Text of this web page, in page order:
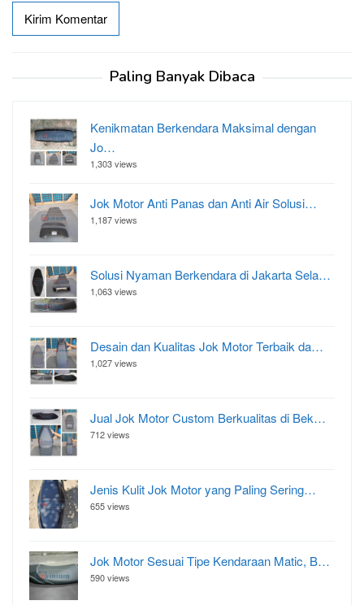
Paling Banyak Dibaca
Kenikmatan Berkendara Maksimal dengan
Jo…
1,303 views
Jok Motor Anti Panas dan Anti Air Solusi…
1,187 views
Solusi Nyaman Berkendara di Jakarta Sela…
1,063 views
Desain dan Kualitas Jok Motor Terbaik da…
1,027 views
Jual Jok Motor Custom Berkualitas di Bek…
712 views
Jenis Kulit Jok Motor yang Paling Sering…
655 views
Jok Motor Sesuai Tipe Kendaraan Matic, B…
590 views